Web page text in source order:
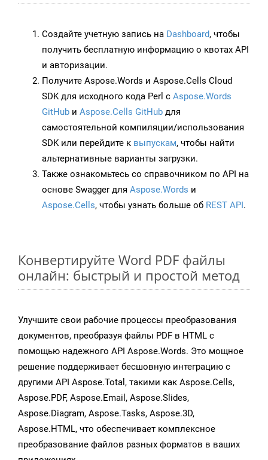
Создайте учетную запись на Dashboard, чтобы
получить бесплатную информацию о квотах API
и авторизации.
Получите Aspose.Words и Aspose.Cells Cloud
SDK для исходного кода Perl с Aspose.Words
GitHub и Aspose.Cells GitHub для
самостоятельной компиляции/использования
SDK или перейдите к выпускам, чтобы найти
альтернативные варианты загрузки.
Также ознакомьтесь со справочником по API на
основе Swagger для Aspose.Words и
Aspose.Cells, чтобы узнать больше об REST API.
Конвертируйте Word PDF файлы
онлайн: быстрый и простой метод
Улучшите свои рабочие процессы преобразования
документов, преобразуя файлы PDF в HTML с
помощью надежного API Aspose.Words. Это мощное
решение поддерживает бесшовную интеграцию с
другими API Aspose.Total, такими как Aspose.Cells,
Aspose.PDF, Aspose.Email, Aspose.Slides,
Aspose.Diagram, Aspose.Tasks, Aspose.3D,
Aspose.HTML, что обеспечивает комплексное
преобразование файлов разных форматов в ваших